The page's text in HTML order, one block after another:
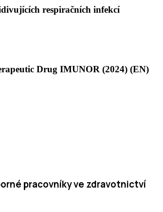
respiračních infekcí
Drug IMUNOR (2024) (EN)
pracovníky ve zdravotnictví